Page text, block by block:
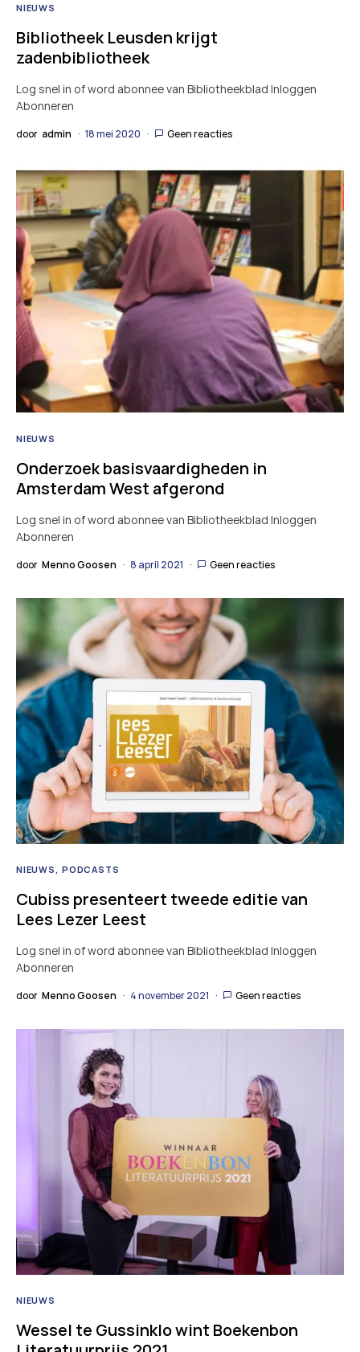
NIEUWS
Bibliotheek Leusden krijgt
zadenbibliotheek
Log snel in of word abonnee van Bibliotheekblad Inloggen
Abonneren
door admin 18 mei 2020 Geen reacties
NIEUWS
Onderzoek basisvaardigheden in
Amsterdam West afgerond
Log snel in of word abonnee van Bibliotheekblad Inloggen
Abonneren
door Menno Goosen 8 april 2021 Geen reacties
NIEUWS PODCASTS
Cubiss presenteert tweede editie van
Lees Lezer Leest
Log snel in of word abonnee van Bibliotheekblad Inloggen
Abonneren
door Menno Goosen 4 november 2021 Geen reacties
NIEUWS
Wessel te Gussinklo wint Boekenbon